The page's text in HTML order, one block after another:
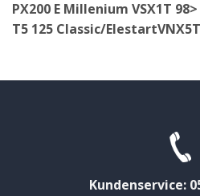
PX200 E Millenium VSX1T 98>
T5 125 Classic/
Kundenservice: